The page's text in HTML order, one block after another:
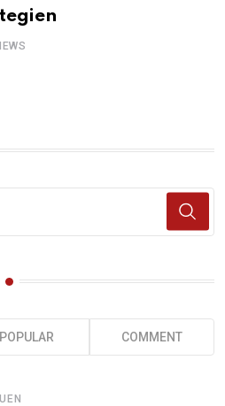
POPULAR COMMENT